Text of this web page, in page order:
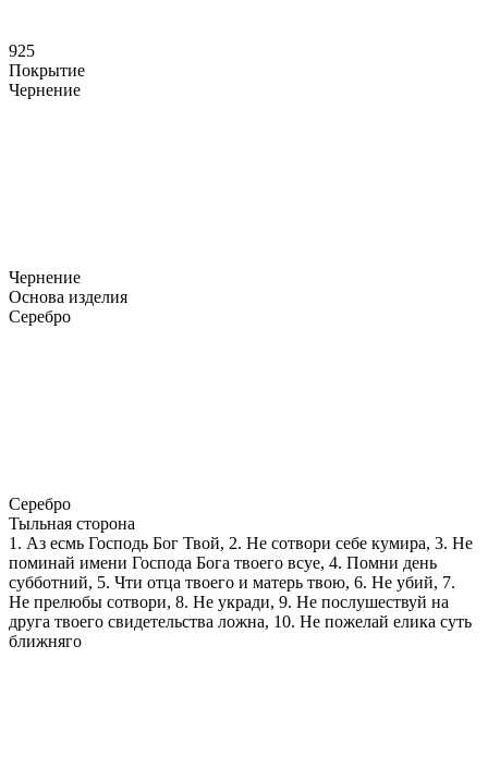
925
Покрытие
Чернение
Чернение
Основа изделия
Серебро
Серебро
Тыльная сторона
1. Аз есмь Господь Бог Твой, 2. Не сотвори себе кумира, 3. Не
поминай имени Господа Бога твоего всуе, 4. Помни день
субботний, 5. Чти отца твоего и матерь твою, 6. Не убий, 7.
Не прелюбы сотвори, 8. Не укради, 9. Не послушествуй на
друга твоего свидетельства ложна, 10. Не пожелай елика суть
ближняго